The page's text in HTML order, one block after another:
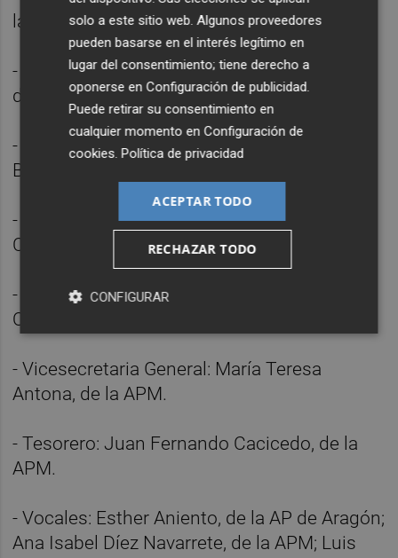
la APM.
- Vicepresidente primero: Rafael Rodríguez,
de la Asociación de la Prensa de Sevilla.
- Vicepresidenta segunda: Cristina Chirivella
Berga, de la Unió de Periodistes Valencians.
- Vicepresidenta tercera: Lola Gallardo
Ceballos, de la AP de Cantabria.
- Secretario General: José Francisco Serrano
Oceja, de la APM.
- Vicesecretaria General: María Teresa
Antona, de la APM.
- Tesorero: Juan Fernando Cacicedo, de la
APM.
- Vocales: Esther Aniento, de la AP de Aragón;
Ana Isabel Díez Navarrete, de la APM; Luis
solo a este sitio web. Algunos proveedores
pueden basarse en el interés legítimo en
lugar del consentimiento; tiene derecho a
oponerse enConfiguración de publicidad
Puede retirar su consentimiento en
cualquier momento enConfiguración de
cookies .Política de privacidad
ACEPTAR TODO
RECHAZAR TODO
CONFIGURAR